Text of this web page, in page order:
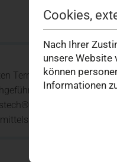
Termins kann in
werden
– Messung zur
Cookies,
Nach Ihrer
unsere Website
können
Informationen